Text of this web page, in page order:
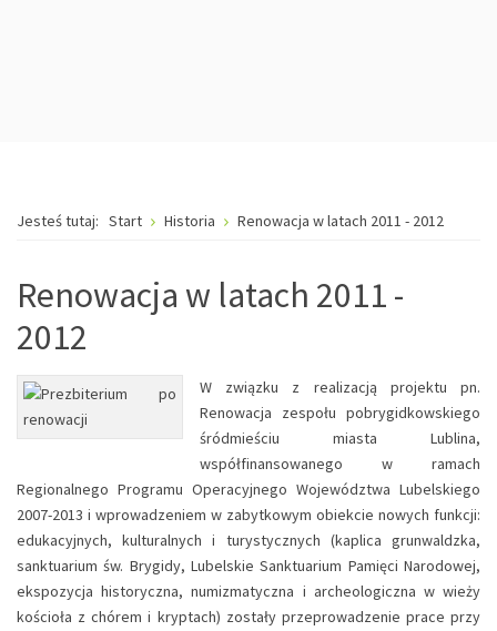
Jesteś tutaj: Start Historia Renowacja w latach 2011 - 2012
Renowacja w latach 2011 -
2012
W związku z realizacją projektu pn.
Renowacja zespołu pobrygidkowskiego
śródmieściu miasta Lublina,
współfinansowanego w ramach
Regionalnego Programu Operacyjnego Województwa Lubelskiego
2007-2013 i wprowadzeniem w zabytkowym obiekcie nowych funkcji:
edukacyjnych, kulturalnych i turystycznych (kaplica grunwaldzka,
sanktuarium św. Brygidy, Lubelskie Sanktuarium Pamięci Narodowej,
ekspozycja historyczna, numizmatyczna i archeologiczna w wieży
kościoła z chórem i kryptach) zostały przeprowadzenie prace przy